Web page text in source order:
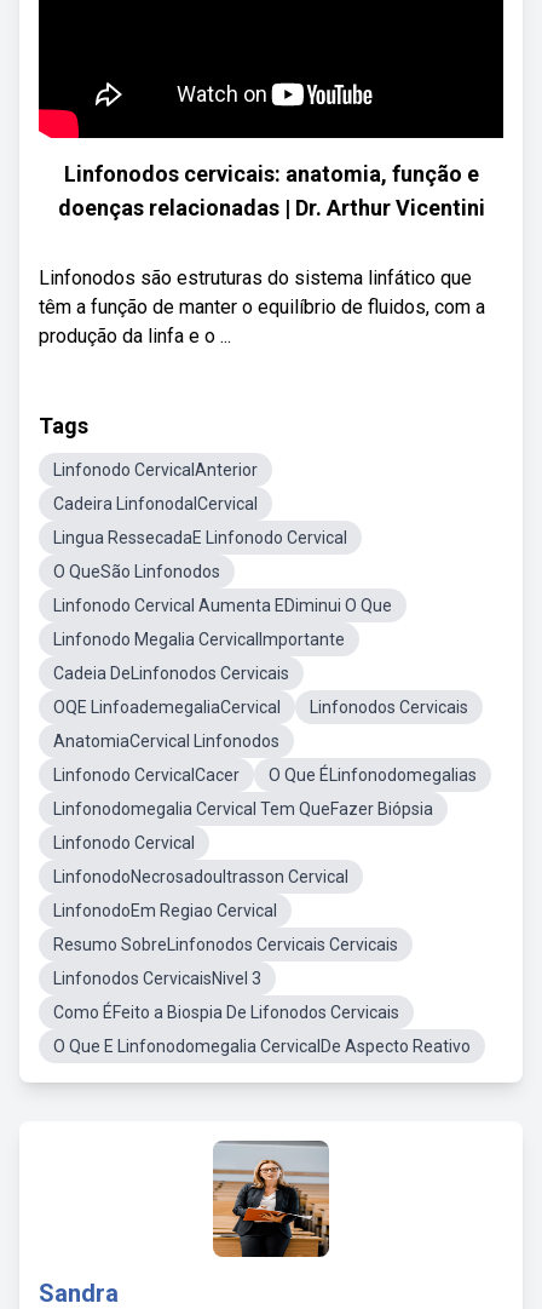
Linfonodos cervicais: anatomia, função e
doenças relacionadas | Dr. Arthur Vicentini
Linfonodos são estruturas do sistema linfático que
têm a função de manter o equilíbrio de fluidos, com a
produção da linfa e o ...
Tags
Linfonodo CervicalAnterior
Cadeira LinfonodalCervical
Lingua RessecadaE Linfonodo Cervical
O QueSão Linfonodos
Linfonodo Cervical Aumenta EDiminui O Que
Linfonodo Megalia CervicalImportante
Cadeia DeLinfonodos Cervicais
OQE LinfoademegaliaCervical
Linfonodos Cervicais
AnatomiaCervical Linfonodos
Linfonodo CervicalCacer
O Que ÉLinfonodomegalias
Linfonodomegalia Cervical Tem QueFazer Biópsia
Linfonodo Cervical
LinfonodoNecrosadoultrasson Cervical
LinfonodoEm Regiao Cervical
Resumo SobreLinfonodos Cervicais Cervicais
Linfonodos CervicaisNivel 3
Como ÉFeito a Biospia De Lifonodos Cervicais
O Que E Linfonodomegalia CervicalDe Aspecto Reativo
Sandra